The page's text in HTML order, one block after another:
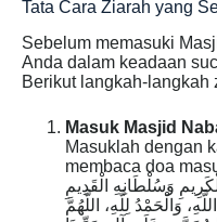
Tata Cara Ziarah yang
Sebelum memasuki
Anda dalam keadaan
Berikut langkah-langkah
Masuk Masjid
Masuklah dengan
membaca doa
وَسُلْطَانِهِ الْقَدِيمِ
وَالْحَمْدُ لِلَّهِ، اللَّهُمَّ